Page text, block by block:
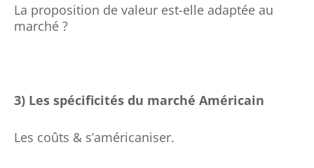
La proposition de valeur est-elle adaptée au
marché ?
3) Les spécificités du marché Américain
Les coûts & s’américaniser.